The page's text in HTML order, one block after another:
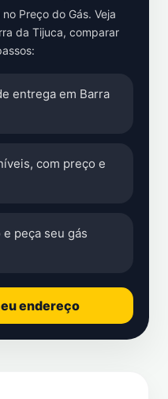
Preço do Gás. Veja
da Tijuca, comparar
entrega em Barra
com preço e
peça seu gás
endereço